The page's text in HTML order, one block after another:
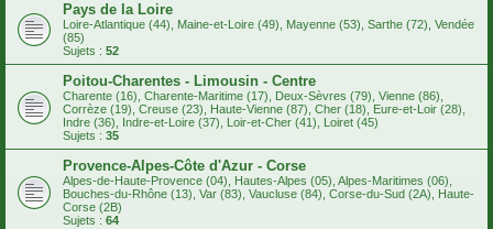
Pays de la Loire
Loire-Atlantique (44), Maine-et-Loire (49), Mayenne (53), Sarthe (72), Vendée
(85)
Sujets : 52
Poitou-Charentes - Limousin - Centre
Charente (16), Charente-Maritime (17), Deux-Sèvres (79), Vienne (86),
Corrèze (19), Creuse (23), Haute-Vienne (87), Cher (18), Eure-et-Loir (28),
Indre (36), Indre-et-Loire (37), Loir-et-Cher (41), Loiret (45)
Sujets : 35
Provence-Alpes-Côte d'Azur - Corse
Alpes-de-Haute-Provence (04), Hautes-Alpes (05), Alpes-Maritimes (06),
Bouches-du-Rhône (13), Var (83), Vaucluse (84), Corse-du-Sud (2A), Haute-
Corse (2B)
Sujets : 64